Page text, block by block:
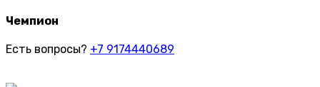
Чемпион
Есть вопросы? +7 9174440689